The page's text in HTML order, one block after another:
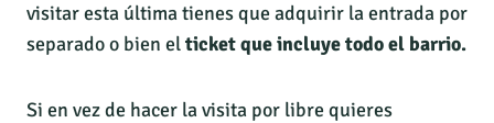
visitar esta última tienes que adquirir la entrada por
separado o bien elticket que incluye todo el barrio.
Si en vez de hacer la visita por libre quieres